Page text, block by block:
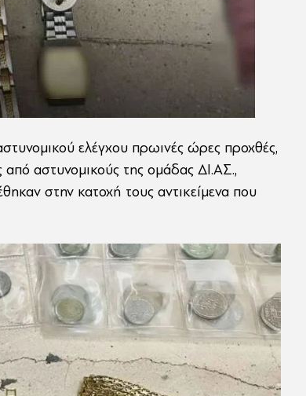
ελέγχου πρωινές ώρες προχθές,
αστυνομικούς της ομάδας ΔΙ.ΑΣ.,
στην κατοχή τους αντικείμενα που